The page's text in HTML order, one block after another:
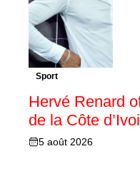
Sport
Hervé Renard
de la Côte
5 août 2026